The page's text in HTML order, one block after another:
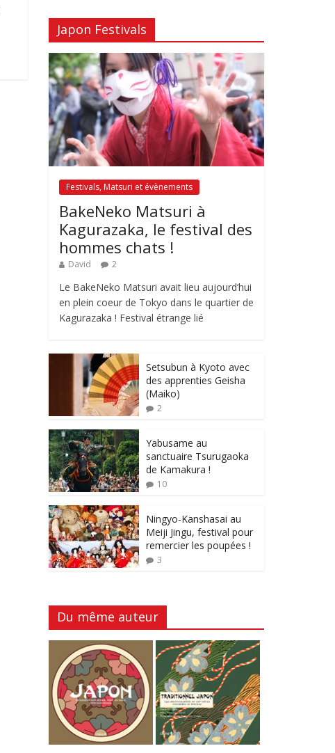
Japon Festivals
Festivals, Matsuri et évènements
BakeNeko Matsuri à
Kagurazaka, le festival des
hommes chats !
David 2
Le BakeNeko Matsuri avait lieu aujourd’hui
en plein coeur de Tokyo dans le quartier de
Kagurazaka ! Festival étrange lié
Setsubun à Kyoto avec
des apprenties Geisha
(Maiko)
2
Yabusame au
sanctuaire Tsurugaoka
de Kamakura !
10
Ningyo-Kanshasai au
Meiji Jingu, festival pour
remercier les poupées !
3
Du même auteur